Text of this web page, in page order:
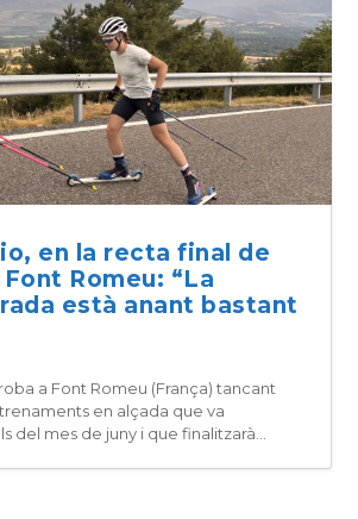
en la recta final de
Font Romeu: “La
està anant bastant
a Font Romeu (França) tancant
en alçada que va
del mes de juny i que finalitzarà...